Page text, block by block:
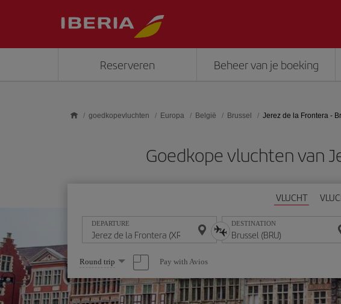
Reserveren Beheer van je boeking
goedkopevluchten Europa België Brussel Jerez de la Frontera -
Goedkope vluchten van
VLUCHT
DEPARTURE DESTINATION
Select
one
option
Round trip Pay with Avios